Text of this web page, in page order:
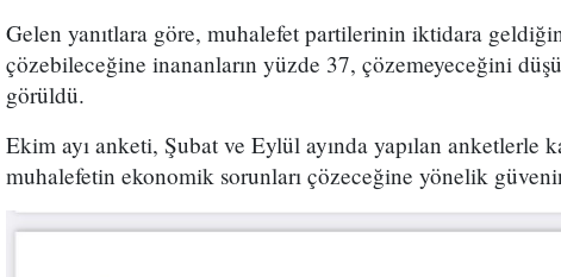
Gelen yanıtlara göre, muhalefet partilerinin iktidara
çözebileceğine inananların yüzde 37, çözemeyeceğini
görüldü.
Ekim ayı anketi, Şubat ve Eylül ayında yapılan anketlerle
muhalefetin ekonomik sorunları çözeceğine yönelik